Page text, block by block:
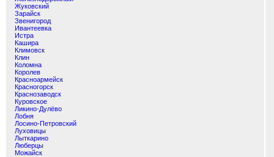
Жуковский
Зарайск
Звенигород
Ивантеевка
Истра
Кашира
Климовск
Клин
Коломна
Королев
Красноармейск
Красногорск
Краснозаводск
Куровское
Ликино-Дулёво
Лобня
Лосино-Петровский
Луховицы
Лыткарино
Люберцы
Можайск